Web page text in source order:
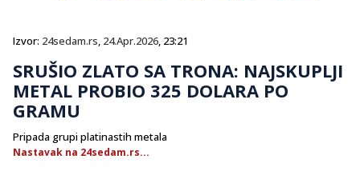
Izvor: 24sedam.rs, 24.Apr.2026, 23:21
SRUŠIO ZLATO SA TRONA: NAJSKUPLJI
METAL PROBIO 325 DOLARA PO
GRAMU
Pripada grupi platinastih metala
Nastavak na 24sedam.rs...